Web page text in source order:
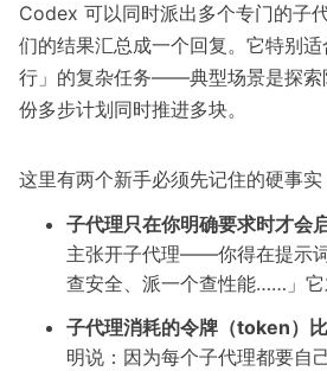
Codex 可以同时派出多个专门的子
们的结果汇总成一个回复。它特别
行」的复杂任务——典型场景是探索
份多步计划同时推进多块。
这里有两个新手必须先记住的硬事实
子代理只在你明确要求时才会
主张开子代理——你得在提示
查安全、派一个查性能……」它
子代理消耗的令牌（token）
明说：因为每个子代理都要自